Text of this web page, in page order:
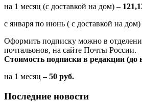
на 1 месяц (с доставкой на дом) –
с января по июнь ( с доставкой на дом)
Оформить подписку можно в
почтальонов, на сайте Почты России.
Стоимость подписки в редакции (до
на 1 месяц – 50 руб.
Последние новости